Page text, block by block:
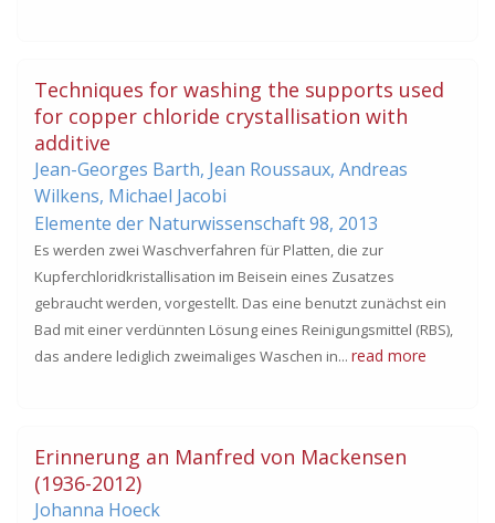
Techniques for washing the supports used
for copper chloride crystallisation with
additive
Jean-Georges Barth, Jean Roussaux, Andreas
Wilkens, Michael Jacobi
Elemente der Naturwissenschaft 98, 2013
Es werden zwei Waschverfahren für Platten, die zur
Kupferchloridkristallisation im Beisein eines Zusatzes
gebraucht werden, vorgestellt. Das eine benutzt zunächst ein
Bad mit einer verdünnten Lösung eines Reinigungsmittel (RBS),
das andere lediglich zweimaliges Waschen in... read more
Erinnerung an Manfred von Mackensen
(1936-2012)
Johanna Hoeck